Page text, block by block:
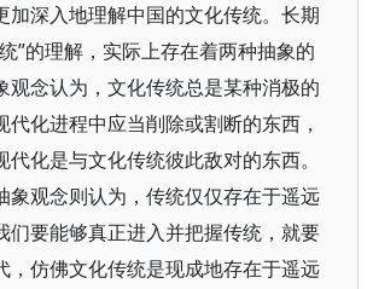
加深入地理解中国的文化传统。长期
”的理解，实际上存在着两种抽象的
观念认为，文化传统总是某种消极的
代化进程中应当削除或割断的东西，
化是与文化传统彼此敌对的东西。
象观念则认为，传统仅仅存在于遥远
们要能够真正进入并把握传统，就要
，仿佛文化传统是现成地存在于遥远